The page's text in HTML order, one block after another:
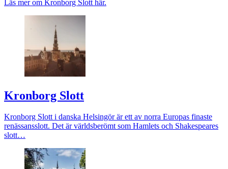
Läs mer om Kronborg Slott här.
Kronborg Slott
Kronborg Slott i danska Helsingör är ett av norra Europas finaste
renässansslott. Det är världsberömt som Hamlets och Shakespeares
slott…